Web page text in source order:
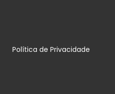
Política de Privacidade